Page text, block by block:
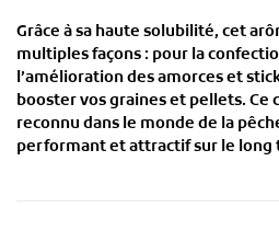
Grâce à sa haute solubilité, cet
multiples façons : pour la
l’amélioration desamorces et
booster vos graines et pellets. Ce
reconnu dans le monde de la
performant et attractif sur le long